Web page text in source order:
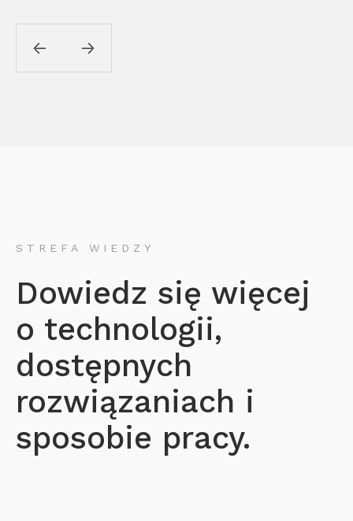
STREFA WIEDZY
Dowiedz się więcej
o technologii,
dostępnych
rozwiązaniach i
sposobie pracy.